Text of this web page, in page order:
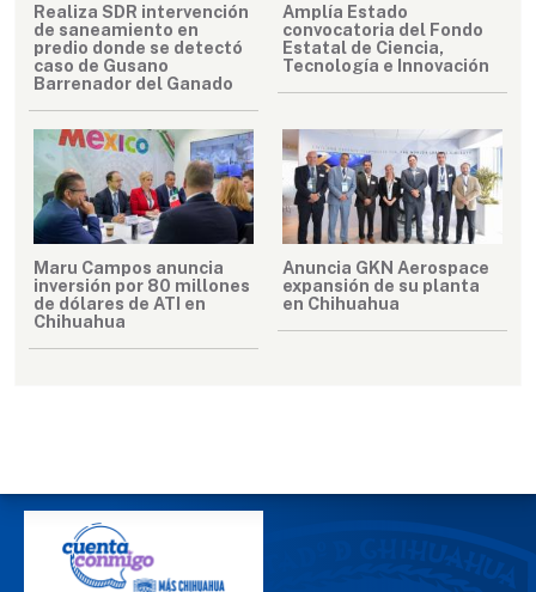
Realiza SDR intervención
de saneamiento en
predio donde se detectó
caso de Gusano
Barrenador del Ganado
Amplía Estado
convocatoria del Fondo
Estatal de Ciencia,
Tecnología e Innovación
Maru Campos anuncia
inversión por 80 millones
de dólares de ATI en
Chihuahua
Anuncia GKN Aerospace
expansión de su planta
en Chihuahua